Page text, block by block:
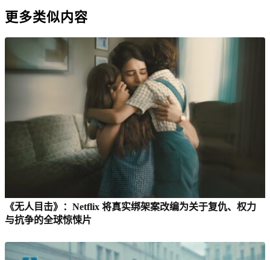
更多类似内容
《无人目击》：Netflix 将真实绑架案改编为关于复仇、权力
与抗争的全球惊悚片